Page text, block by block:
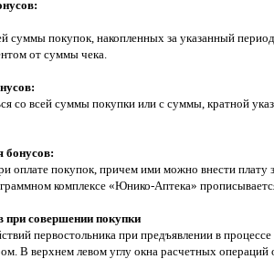
суммы покупок, накопленных за указанный
от суммы чека.
со всей суммы покупки или с суммы, кратной
бонусов:
оплате покупок, причем ими можно внести плату
комплексе «Юнико-Аптека»
при совершении покупки
первостольника при предъявлении в
В верхнем левом углу окна расчетных